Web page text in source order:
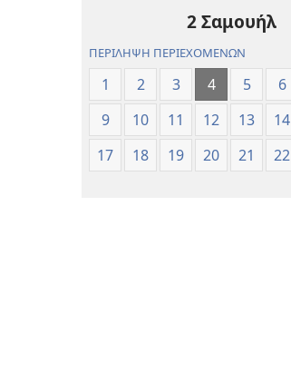
2 Σαμουήλ
ΠΕΡΙΛΗΨΗ ΠΕΡΙΕΧΟΜΕΝΩΝ
1 2 3 4 5 6
9
10 11 12 13 14
17
18 19 20 21 22